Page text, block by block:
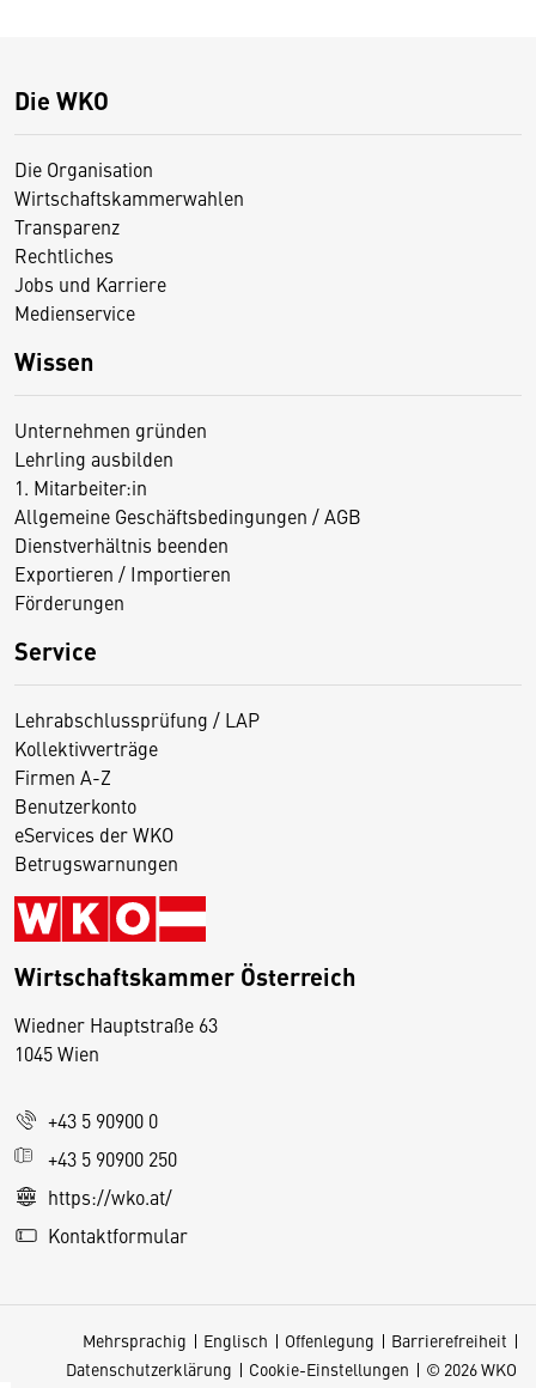
Die WKO
Die Organisation
Wirtschaftskammerwahlen
Transparenz
Rechtliches
Jobs und Karriere
Medienservice
Wissen
Unternehmen gründen
Lehrling ausbilden
1. Mitarbeiter:in
Allgemeine Geschäftsbedingungen / AGB
Dienstverhältnis beenden
Exportieren / Importieren
Förderungen
Service
Lehrabschlussprüfung / LAP
Kollektivverträge
Firmen A-Z
Benutzerkonto
eServices der WKO
Betrugswarnungen
Wirtschaftskammer Österreich
Wiedner Hauptstraße 63
1045 Wien
+43 5 90900 0
+43 5 90900 250
https://wko.at/
Kontaktformular
Mehrsprachig Englisch Offenlegung
Barrierefreiheit
Datenschutzerklärung
Cookie-Einstellungen © 2026 WKO
D
s
e
S
e